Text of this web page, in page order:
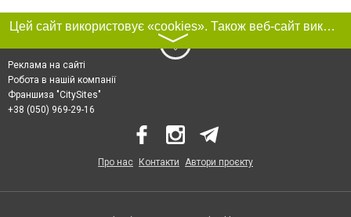
Цей сайт використовує «cookies». Також веб-сайт використовує інтернет-сервіс для збору технічних даних стосовно відвідувачів з метою отримання маркетингової та статистичної інформації. Умови обробки даних відвідувачів сайту див.
〉
Реклама на сайті
Робота в нашій компанії
Франшиза "CitySites"
+38 (050) 969-29-16
Про нас Контакти Автори проєкту